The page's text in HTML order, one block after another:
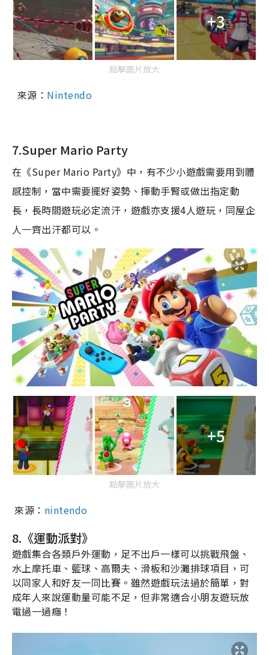
+3
點擊圖片放大
來源： Nintendo
7.Super Mario Party
在《Super Mario Party》中，有不少小遊戲需要用到體
感控制，當中需要擺好姿勢、揮動手腎或做出指定動
長，長時間遊玩必定流汗，遊戲亦支援4人遊玩，同屋企
人一齊出汗都可以。
+5
點擊圖片放大
來源： nintendo
8. 《運動派對》
遊戲集合各類戶外運動，足不出戶一樣可以挑戰飛盤、
水上摩托車、籃球、高爾夫、滑板和沙灘排球項目，可
以同家人和好友一同比賽。雖然遊戲玩法過於簡單，對
成年人來說運動量可能不足，但非常適合小朋友遊玩放
電過一過癮！